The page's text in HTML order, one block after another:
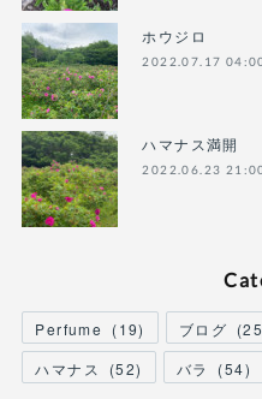
ホウジロ
2022.07.17
ハマナス満開
2022.06.23
Perfume (19) ブログ (
ハマナス
(52) バラ (54)